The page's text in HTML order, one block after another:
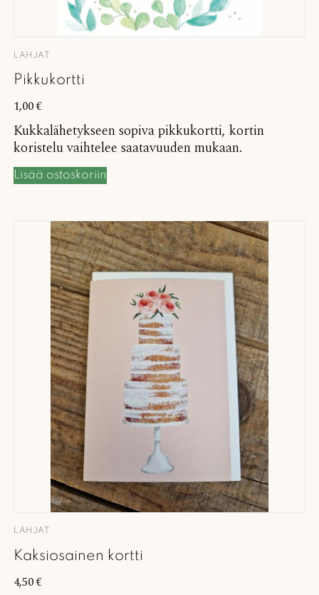
LAHJAT
Pikkukortti
1,00€
Kukkalähetykseen sopiva pikkukortti, kortin
koristelu vaihtelee saatavuuden mukaan.
Lisää ostoskoriin
LAHJAT
Kaksiosainen kortti
4,50€